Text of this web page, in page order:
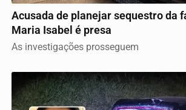
Acusada de planejar sequestro da
Maria Isabel é presa
As investigações prosseguem